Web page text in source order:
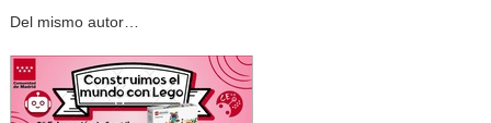
Del mismo autor…